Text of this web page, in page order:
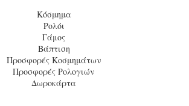
Κόσμημα
Ρολόι
Γάμος
Βάπτιση
Προσφορές Κοσμημάτων
Προσφορές Ρολογιών
Δωροκάρτα